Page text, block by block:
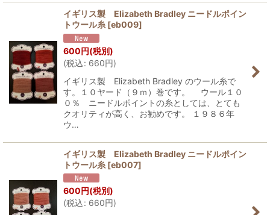
イギリス製 Elizabeth Bradley ニードルポイン
トウール糸 [eb009]
600円(税別)
(税込: 660円)
イギリス製 Elizabeth Bradley のウール糸で
す。１０ヤード（９ｍ）巻です。 ウール１０
０％ ニードルポイントの糸としては、とても
クオリティが高く、お勧めです。 １９８６年
ウ…
イギリス製 Elizabeth Bradley ニードルポイン
トウール糸 [eb007]
600円(税別)
(税込: 660円)